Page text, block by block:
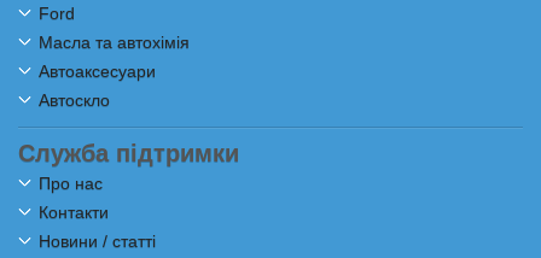
Ford
Масла та автохімія
Автоаксесуари
Автоскло
Служба підтримки
Про нас
Контакти
Новини / статті